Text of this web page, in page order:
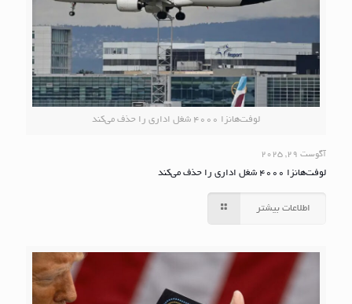
لوفت‌هانزا ۴۰۰۰ شغل اداری را حذف می‌کند
آگوست 29, 2025
لوفت‌هانزا ۴۰۰۰ شغل اداری را حذف می‌کند
اطلاعات بیشتر